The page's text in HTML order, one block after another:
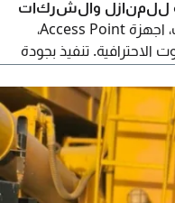
للمنازل والشركات
تركيب كاميرات المراقبة، شبكات الانترنت، اجهزة Access Point،
الاحترافية. تنفيذ بجودة